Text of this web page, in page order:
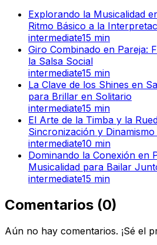
Explorando la Musicalidad
Ritmo Básico a la
intermediate15 min
Giro Combinado en Pareja:
la Salsa Social
intermediate15 min
La Clave de los Shines en
para Brillar en Solitario
intermediate15 min
El Arte de la Timba y la
Sincronización y
intermediate10 min
Dominando la Conexión en
Musicalidad para Bailar
intermediate15 min
Comentarios (0)
Aún no hay comentarios. ¡Sé el